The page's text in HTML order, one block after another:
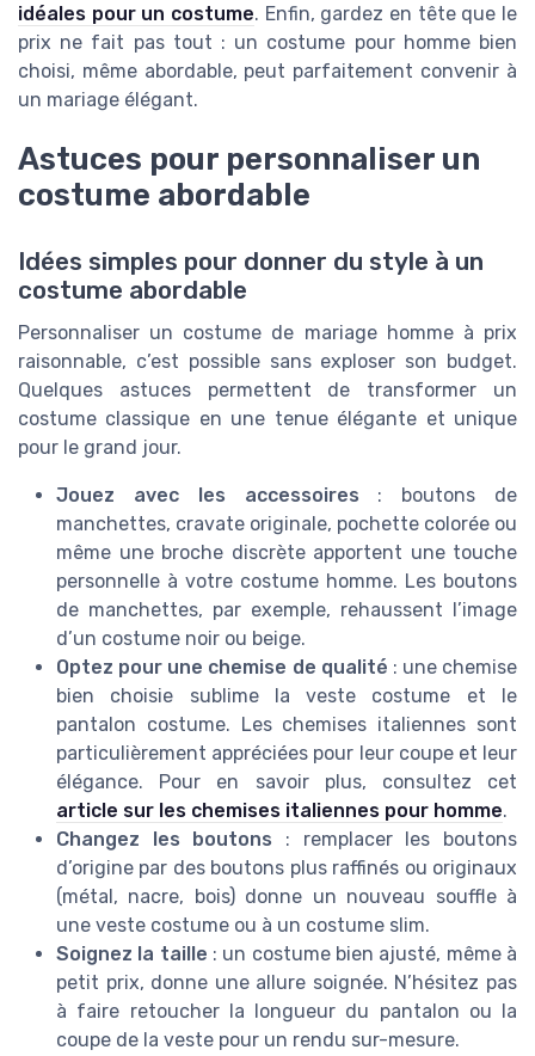
idéales pour un costume. Enfin, gardez en tête que le
prix ne fait pas tout : un costume pour homme bien
choisi, même abordable, peut parfaitement convenir à
un mariage élégant.
Astuces pour personnaliser un
costume abordable
Idées simples pour donner du style à un
costume abordable
Personnaliser un costume de mariage homme à prix
raisonnable, c’est possible sans exploser son budget.
Quelques astuces permettent de transformer un
costume classique en une tenue élégante et unique
pour le grand jour.
Jouez avec les accessoires : boutons de
manchettes, cravate originale, pochette colorée ou
même une broche discrète apportent une touche
personnelle à votre costume homme. Les boutons
de manchettes, par exemple, rehaussent l’image
d’un costume noir ou beige.
Optez pour une chemise de qualité : une chemise
bien choisie sublime la veste costume et le
pantalon costume. Les chemises italiennes sont
particulièrement appréciées pour leur coupe et leur
élégance. Pour en savoir plus, consultez cet
article sur les chemises italiennes pour homme.
Changez les boutons : remplacer les boutons
d’origine par des boutons plus raffinés ou originaux
(métal, nacre, bois) donne un nouveau souffle à
une veste costume ou à un costume slim.
Soignez la taille : un costume bien ajusté, même à
petit prix, donne une allure soignée. N’hésitez pas
à faire retoucher la longueur du pantalon ou la
coupe de la veste pour un rendu sur-mesure.